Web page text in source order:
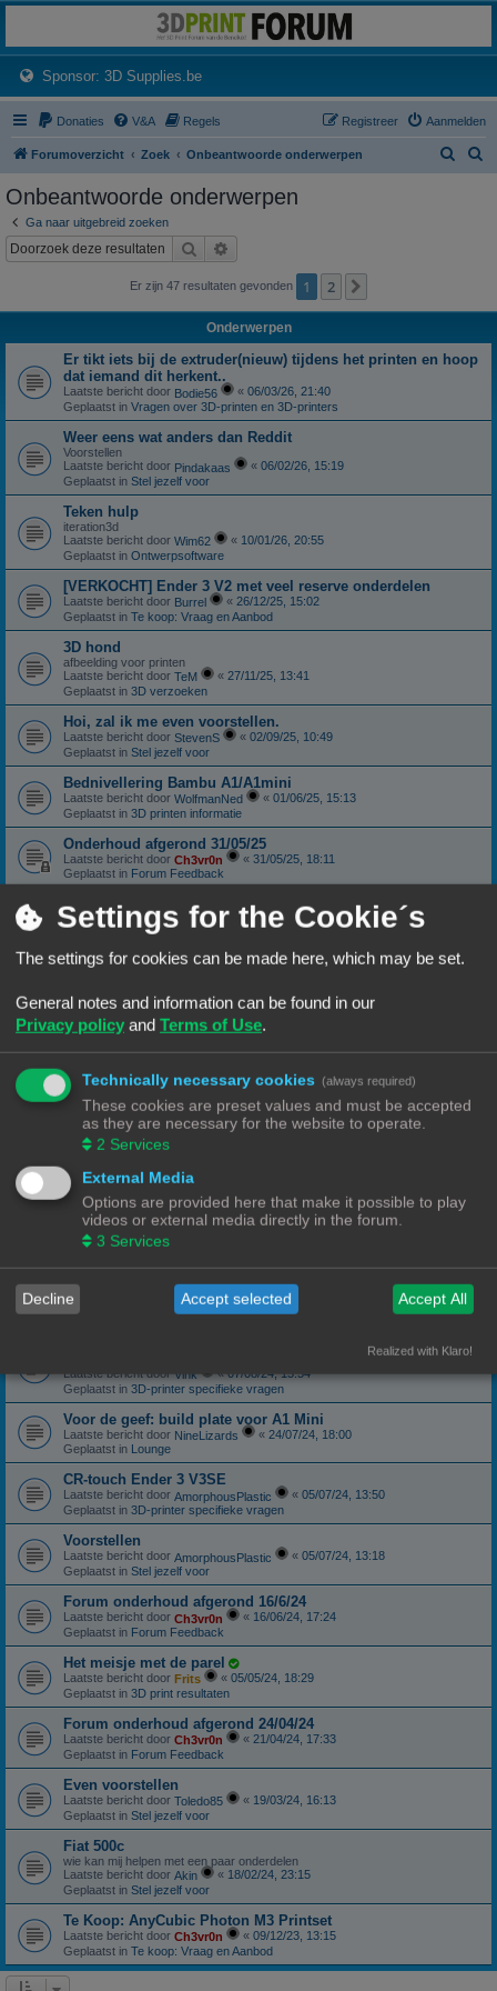
Het 3D print forum van de Benelux na de sluiting van 3dprintforum.nl
Sponsor: 3D Supplies.be(Opens a new tab)
Donaties V&A Regels Aanmelden
Registreer
Forumoverzicht Zoek Onbeantwoorde onderwerpen
Onbeantwoorde onderwerpen
Ga naar uitgebreid zoeken
Zoek
Er zijn 47 resultaten gevonden 1 2
Onderwerpen
Er tikt iets bij de extruder(nieuw) tijdens het printen en hoop
dat iemand dit herkent..
Laatste bericht door Bodie56 « 06/03/26, 21:40
Geplaatst in Vragen over 3D-printen en 3D-printers
Weer eens wat anders dan Reddit
Voorstellen
Laatste bericht door Pindakaas « 06/02/26, 15:19
Geplaatst in Stel jezelf voor
Teken hulp
iteration3d
Laatste bericht door Wim62 « 10/01/26, 20:55
Geplaatst in Ontwerpsoftware
[VERKOCHT] Ender 3 V2 met veel reserve onderdelen
Laatste bericht door Burrel « 26/12/25, 15:02
Geplaatst in Te koop: Vraag en Aanbod
3D hond
afbeelding voor printen
Laatste bericht door TeM « 27/11/25, 13:41
Geplaatst in 3D verzoeken
Hoi, zal ik me even voorstellen.
Laatste bericht door StevenS « 02/09/25, 10:49
Geplaatst in Stel jezelf voor
Bednivellering Bambu A1/A1mini
Laatste bericht door WolfmanNed « 01/06/25, 15:13
Geplaatst in 3D printen informatie
Onderhoud afgerond 31/05/25
Laatste bericht door Ch3vr0n « 31/05/25, 18:11
Geplaatst in Forum Feedback
Sunlu S4: Nieuwstaat
Laatste bericht doorCh3vr0n
11/01/25, 18:06
Te koop: Vraag en Aanbod
Anycubic Viper extruder.
Geplaatst in
3D-printer specifieke vragen
canbus (Ebb42/U2C) opgelost probleem
Geplaatst inKlipper
Forum onderhoud afgerond 08/09/24
phppbb update 3.3.13
Laatste bericht door Ch3vr0n «08/09/24, 13:06
Geplaatst in Forum Feedback
Laatste bericht doorJansC
Geplaatst in
Moeilijk filament (qua bed adhesie)
Laatste bericht door
ROG STRIX Scope DELUXE RGB Toetsenbord
Laatste bericht door Ch3vr0n « 12/08/24, 21:04
Geplaatst in
Te koop: Vraag en Aanbod
Laatste bericht doorVink «07/08/24, 15:54
Geplaatst in 3D-printer specifieke vragen
Voor de geef: build plate voor A1 Mini
Laatste bericht door NineLizards « 24/07/24, 18:00
Geplaatst in Lounge
CR-touch Ender 3 V3SE
Laatste bericht door AmorphousPlastic « 05/07/24, 13:50
Geplaatst in 3D-printer specifieke vragen
Voorstellen
Laatste bericht door AmorphousPlastic « 05/07/24, 13:18
Geplaatst in Stel jezelf voor
Forum onderhoud afgerond 16/6/24
Laatste bericht door Ch3vr0n « 16/06/24, 17:24
Geplaatst in Forum Feedback
Het meisje met de parel
Laatste bericht door Frits « 05/05/24, 18:29
Geplaatst in 3D print resultaten
Forum onderhoud afgerond 24/04/24
Laatste bericht door Ch3vr0n « 21/04/24, 17:33
Geplaatst in Forum Feedback
Even voorstellen
Laatste bericht door Toledo85 « 19/03/24, 16:13
Geplaatst in Stel jezelf voor
Fiat 500c
wie kan mij helpen met een paar onderdelen
Laatste bericht door Akin « 18/02/24, 23:15
Geplaatst in Stel jezelf voor
Te Koop: AnyCubic Photon M3 Printset
Laatste bericht door Ch3vr0n « 09/12/23, 13:15
Geplaatst in Te koop: Vraag en Aanbod
Settings for the Cookie´s
The settings for cookies can be made here, which may be set.
General notes and information can be found in our
Privacy policy and Terms of Use.
Technically necessary cookies (always required)
These cookies are preset values and must be accepted
as they are necessary for the website to operate.
2 Services
External Media
Options are provided here that make it possible to play
videos or external media directly in the forum.
3 Services
Decline Accept selected Accept All
Realized with Klaro!